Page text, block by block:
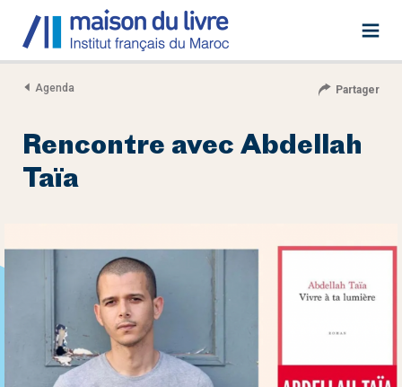
Agenda Partager
Rencontre avec Abdellah
Taïa